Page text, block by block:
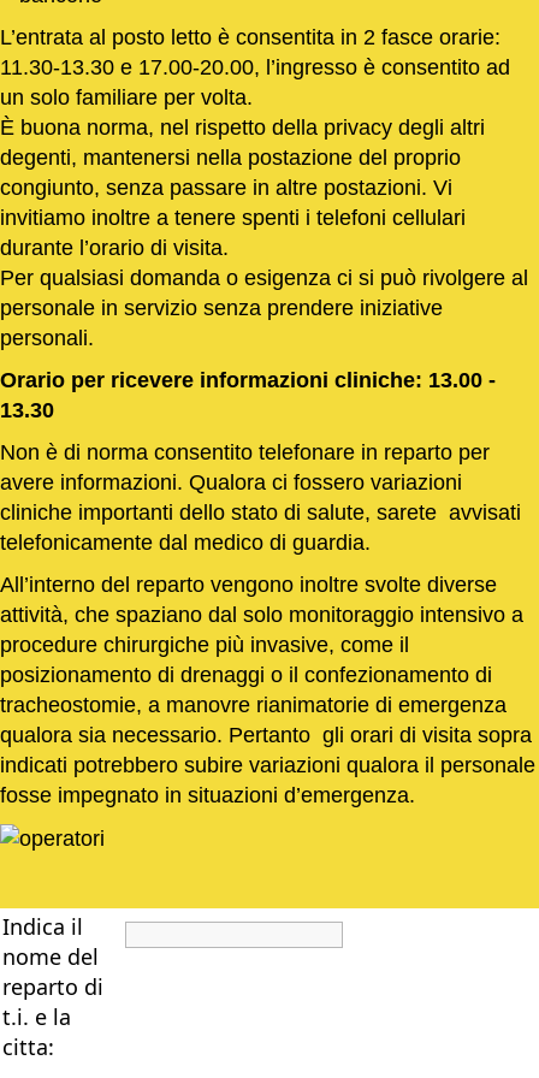
L’entrata al posto letto è consentita in 2 fasce orarie:
11.30-13.30 e 17.00-20.00, l’ingresso è consentito ad
un solo familiare per volta.
È buona norma, nel rispetto della privacy degli altri
degenti, mantenersi nella postazione del proprio
congiunto, senza passare in altre postazioni. Vi
invitiamo inoltre a tenere spenti i telefoni cellulari
durante l’orario di visita.
Per qualsiasi domanda o esigenza ci si può rivolgere al
personale in servizio senza prendere iniziative
personali.
Orario per ricevere informazioni cliniche: 13.00 -
13.30
Non è di norma consentito telefonare in reparto per
avere informazioni. Qualora ci fossero variazioni
cliniche importanti dello stato di salute, sarete avvisati
telefonicamente dal medico di guardia.
All’interno del reparto vengono inoltre svolte diverse
attività, che spaziano dal solo monitoraggio intensivo a
procedure chirurgiche più invasive, come il
posizionamento di drenaggi o il confezionamento di
tracheostomie, a manovre rianimatorie di emergenza
qualora sia necessario. Pertanto gli orari di visita sopra
indicati potrebbero subire variazioni qualora il personale
fosse impegnato in situazioni d’emergenza.
Indica il
nome del
reparto di
t.i. e la
citta: